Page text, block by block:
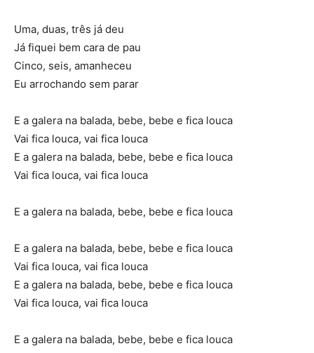
Uma, duas, três já deu
Já fiquei bem cara de pau
Cinco, seis, amanheceu
Eu arrochando sem parar
E a galera na balada, bebe, bebe e fica louca
Vai fica louca, vai fica louca
E a galera na balada, bebe, bebe e fica louca
Vai fica louca, vai fica louca
E a galera na balada, bebe, bebe e fica louca
E a galera na balada, bebe, bebe e fica louca
Vai fica louca, vai fica louca
E a galera na balada, bebe, bebe e fica louca
Vai fica louca, vai fica louca
E a galera na balada, bebe, bebe e fica louca